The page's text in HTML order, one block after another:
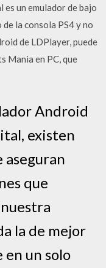
un emulador de bajo
la consola PS4 y no
de LDPlayer, puede
Mania en PC, que
Android
existen
aseguran
que
la de mejor
un solo